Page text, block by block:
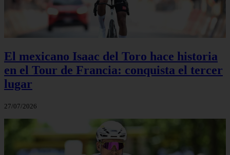
El mexicano Isaac del Toro hace historia
en el Tour de Francia: conquista el tercer
lugar
27/07/2026